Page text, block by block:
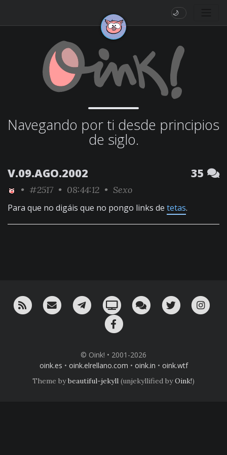
🌙
Navegando por ti desde principios
de siglo.
V.09.AGO.2002 35
• #2517 • 08:44:12 • Sexo
Para que no digáis que no pongo links de tetas.
RSS ¡Mándame un email!¡Nuestro canal en Telegram!
Oink! TV Charla con nosotros
Twitter
© Oink! • 2001-2026
oink.es • oink.elrellano.com • oink.in • oink.wtf
Theme bybeautiful-jekyll (unjekyllified byOink!)